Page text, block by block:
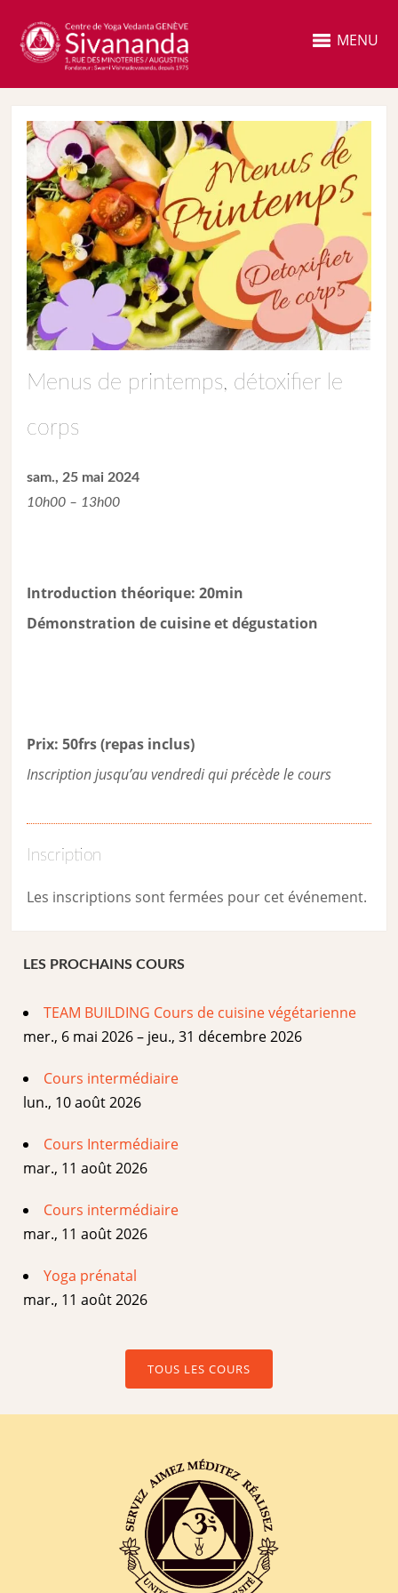
MENU
Menus de printemps, détoxifier le
corps
sam., 25 mai 2024
10h00 – 13h00
Introduction théorique: 20min
Démonstration de cuisine et dégustation
Prix: 50frs (repas inclus)
Inscription jusqu’au vendredi qui précède le cours
Inscription
Les inscriptions sont fermées pour cet événement.
LES PROCHAINS COURS
TEAM BUILDING Cours de cuisine végétarienne
mer., 6 mai 2026 – jeu., 31 décembre 2026
Cours intermédiaire
lun., 10 août 2026
Cours Intermédiaire
mar., 11 août 2026
Cours intermédiaire
mar., 11 août 2026
Yoga prénatal
mar., 11 août 2026
TOUS LES COURS